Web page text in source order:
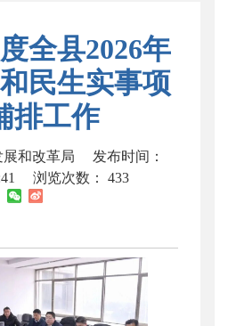
全县2026年
民生实事项
排工作
和改革局
发布时间：
浏览次数： 433